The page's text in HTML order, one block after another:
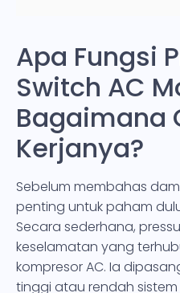
Apa Fungsi
Switch AC
Bagaimana
Kerjanya?
Sebelum membahas
penting untuk paham
Secara sederhana,
keselamatan yang
kompresor AC. Ia
tinggi atau rendah sistem